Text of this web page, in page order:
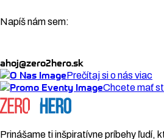
Napíš nám sem:
ahoj@zero2hero.sk
Prečítaj si o nás viac
Chcete mať
Prinášame ti inšpiratívne príbehy ľudí,